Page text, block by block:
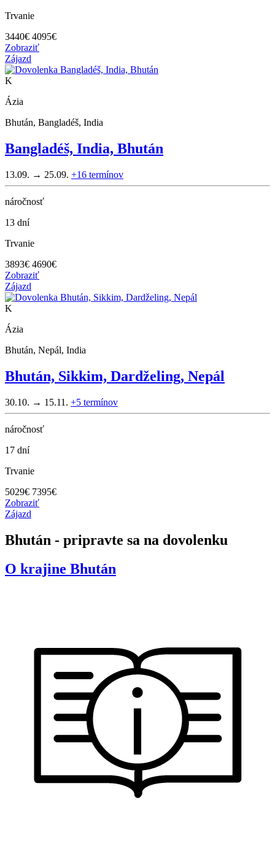
Trvanie
3440€ 4095€
Zobraziť
Zájazd
K
Ázia
Bhután, Bangladéš, India
Bangladéš, India, Bhután
13.09. → 25.09. +16 termínov
náročnosť
13 dní
Trvanie
3893€ 4690€
Zobraziť
Zájazd
K
Ázia
Bhután, Nepál, India
Bhután, Sikkim, Dardželing, Nepál
30.10. → 15.11. +5 termínov
náročnosť
17 dní
Trvanie
5029€ 7395€
Zobraziť
Zájazd
Bhután - pripravte sa na dovolenku
O krajine Bhután